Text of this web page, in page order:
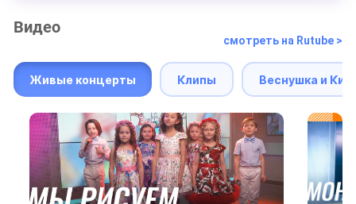
Видео
смотреть на Rutube >
Живые концерты Клипы Веснушка и